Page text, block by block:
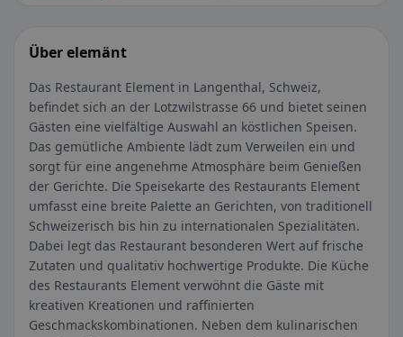
Über elemänt
Das Restaurant Element in Langenthal, Schweiz,
befindet sich an der Lotzwilstrasse 66 und bietet seinen
Gästen eine vielfältige Auswahl an köstlichen Speisen.
Das gemütliche Ambiente lädt zum Verweilen ein und
sorgt für eine angenehme Atmosphäre beim Genießen
der Gerichte. Die Speisekarte des Restaurants Element
umfasst eine breite Palette an Gerichten, von traditionell
Schweizerisch bis hin zu internationalen Spezialitäten.
Dabei legt das Restaurant besonderen Wert auf frische
Zutaten und qualitativ hochwertige Produkte. Die Küche
des Restaurants Element verwöhnt die Gäste mit
kreativen Kreationen und raffinierten
Geschmackskombinationen. Neben dem kulinarischen